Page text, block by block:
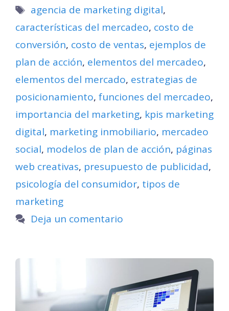
Etiquetas
agencia de marketing digital,
características del mercadeo, costo de
conversión, costo de ventas, ejemplos de
plan de acción, elementos del mercadeo,
elementos del mercado, estrategias de
posicionamiento, funciones del mercadeo,
importancia del marketing, kpis marketing
digital, marketing inmobiliario, mercadeo
social, modelos de plan de acción, páginas
web creativas, presupuesto de publicidad,
psicología del consumidor, tipos de
marketing
Deja un comentario